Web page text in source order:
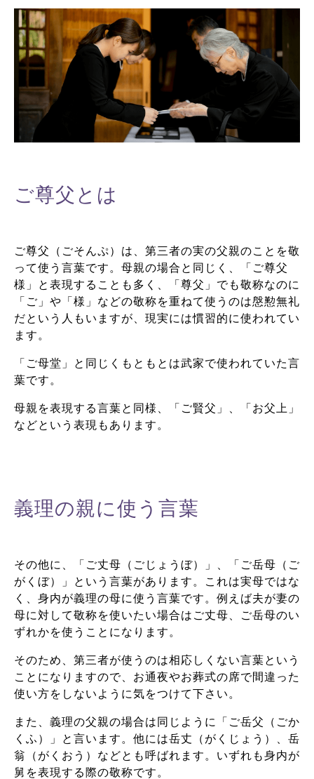
ご尊父とは
ご尊父（ごそんぷ）は、第三者の実の父親のことを敬
って使う言葉です。母親の場合と同じく、「ご尊父
様」と表現することも多く、「尊父」でも敬称なのに
「ご」や「様」などの敬称を重ねて使うのは慇懃無礼
だという人もいますが、現実には慣習的に使われてい
ます。
「ご母堂」と同じくもともとは武家で使われていた言
葉です。
母親を表現する言葉と同様、「ご賢父」、「お父上」
などという表現もあります。
義理の親に使う言葉
その他に、「ご丈母（ごじょうぼ）」、「ご岳母（ご
がくぼ）」という言葉があります。これは実母ではな
く、身内が義理の母に使う言葉です。例えば夫が妻の
母に対して敬称を使いたい場合はご丈母、ご岳母のい
ずれかを使うことになります。
そのため、第三者が使うのは相応しくない言葉という
ことになりますので、お通夜やお葬式の席で間違った
使い方をしないように気をつけて下さい。
また、義理の父親の場合は同じように「ご岳父（ごか
くふ）」と言います。他には岳丈（がくじょう）、岳
翁（がくおう）などとも呼ばれます。いずれも身内が
舅を表現する際の敬称です。